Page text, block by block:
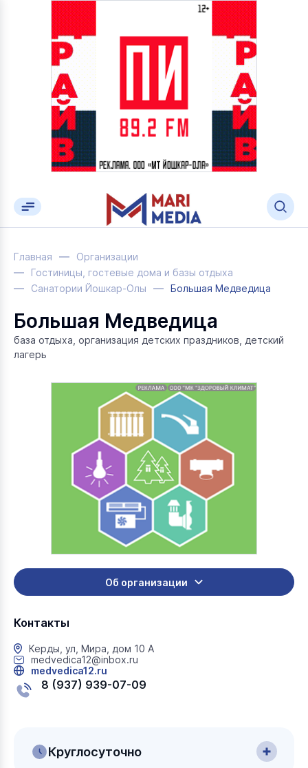
Главная
Организации
Гостиницы, гостевые дома и базы отдыха
Санатории Йошкар-Олы
Большая Медведица
Большая Медведица
база отдыха, организация детских праздников, детский
лагерь
Об организации
Контакты
Керды, ул, Мира, дом 10 А
medvedica12@inbox.ru
medvedica12.ru
8 (937) 939-07-09
Круглосуточно